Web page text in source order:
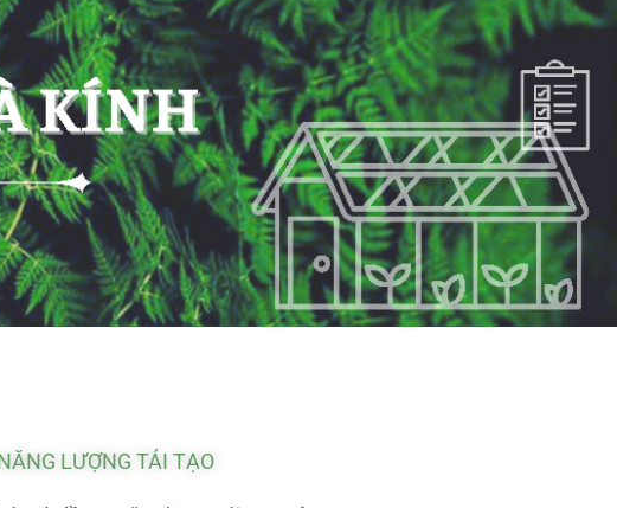
LƯỢNG TÁI TẠO